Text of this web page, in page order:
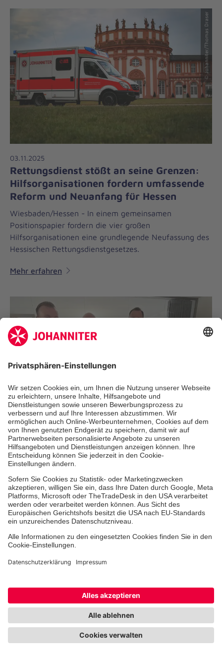
© Johanniter/Thomas Draser
03.11.2025
Rettungsdienst stößt an seine Grenzen:
Hilfsorganisationen fordern umfassende
Reform und Neuanfang für Hessen
Wiesbaden/Hessen - In einem gemeinsamen
Positionspapier fordern die vier großen
Hilfsorganisationen eine grundlegende Neufassung des
Hessischen Rettungsdienstgesetzes.
Mehr erfahren
06.10.2025 | Regionalverband Mittelrhein
Josef Oster: Johanniter sind wichtige
Säule der Jugendhilfe
Der Koblenzer Abgeordnete besucht den
Regionalverband Mittelrhein.
Mehr erfahren